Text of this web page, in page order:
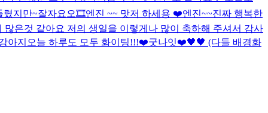
렸지만~잘자요오🎞️엔진 ~~ 맛저 하세용 ❤️엔진~~진짜 행복한
은것 같아요 저의 생일을 이렇게나 많이 축하해 주셔서 감사
아지 오늘 하루도 모두 화이팅!!!❤️굿나잇❤️🖤🖤 (다들 배경화